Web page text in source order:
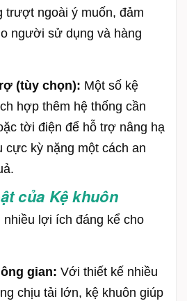
trượt ngoài ý muốn, đảm
người sử dụng và hàng
(tùy chọn): Một số kệ
hợp thêm hệ thống cần
tời điện để hỗ trợ nâng hạ
cực kỳ nặng một cách an
của Kệ khuôn
nhiều lợi ích đáng kể cho
gian: Với thiết kế nhiều
chịu tải lớn, kệ khuôn giúp